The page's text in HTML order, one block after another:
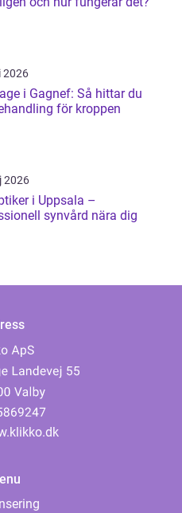
2026
i Gagnef: Så hittar du
för kroppen
2026
i Uppsala –
synvård nära dig